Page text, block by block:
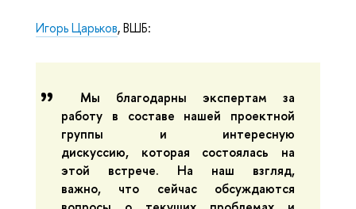
Игорь Царьков, ВШБ:
Мы благодарны экспертам за
работу в составе нашей проектной
группы и интересную
дискуссию, которая состоялась на
этой встрече. На наш взгляд,
важно, что сейчас обсуждаются